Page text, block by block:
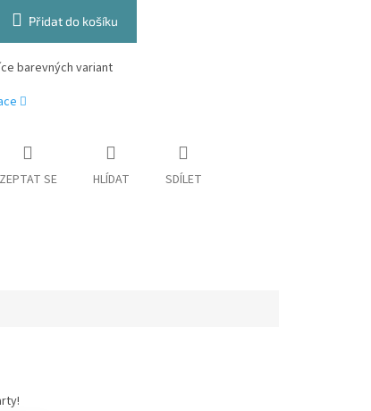
Přidat do košíku
barevných variant
ZEPTAT SE HLÍDAT SDÍLET